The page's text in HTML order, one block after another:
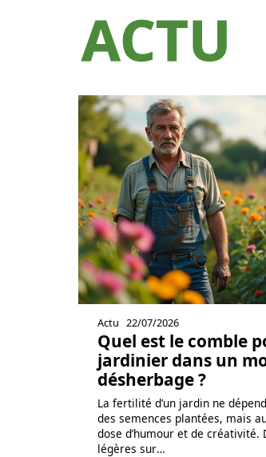
ACTU
Actu 22/07/2026
Quel est le comble
jardinier dans un
désherbage ?
La fertilité d’un jardin ne
des semences plantées, mais
dose d’humour et de créativité.
légères sur…